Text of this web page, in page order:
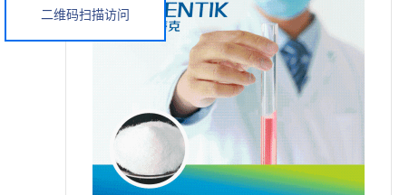
二维码扫描访问